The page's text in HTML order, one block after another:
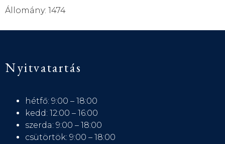
Állomány: 1474
Nyitvatartás
hétfő: 9:00 – 18:00
kedd: 12:00 – 16:00
szerda: 9:00 – 18:00
csütörtök: 9:00 – 18:00